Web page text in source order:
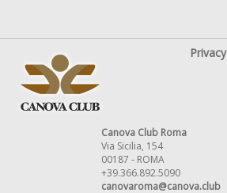
Privacy
Canova Club Roma
Via Sicilia, 154
00187 - ROMA
+39.366.892.5090
canovaroma@canova.club